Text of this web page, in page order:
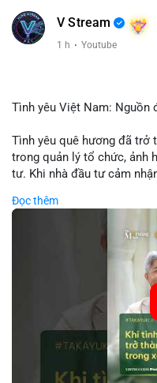
V Stream
1 h · Youtube
Tình yêu Việt Nam: Nguồn
Tình yêu quê hương đã trở
trong quản lý tổ chức, ảnh
tư. Khi nhà đầu tư cảm
các công ty blockchain và
tin này giúp giảm rủi ro thị
đẩy sự phát triển bền vững
nhà quản lý cần khai thác
phát triển bền vững và thu
🎥 Xem video trực tiếp tại:
Nguồn: VIETSUCCESS
Đọc thêm